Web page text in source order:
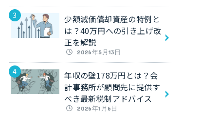
少額減価償却資産の特例と
は？40万円への引き上げ改
正を解説
2026年5月13日
年収の壁178万円とは？会
計事務所が顧問先に提供す
べき最新税制アドバイス
2026年1月6日